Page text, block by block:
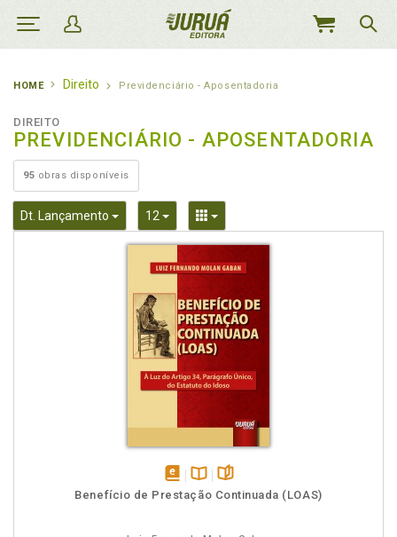
MEU
HOME Direito Previdenciário - Aposentadoria
DIREITO
PREVIDENCIÁRIO - APOSENTADORIA
95 obras disponíveis
Dt. Lançamento Toggle Dropdown
12 Toggle DropdownToggle Dropdown
disponívelDisponível
páginas
Benefício de Prestação Continuada (LOAS)